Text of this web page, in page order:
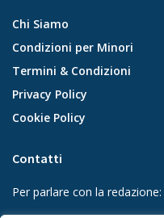
Chi Siamo
Condizioni per Minori
Termini & Condizioni
Privacy Policy
Cookie Policy
Contatti
Per parlare con la redazione: